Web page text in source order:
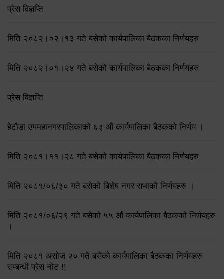
प्रेस विज्ञप्ति
मिति २०८२।०२।१३ गते बसेको कार्यपालिका बैठकका निर्णयहरु
मिति २०८२।०१।२४ गते बसेको कार्यपालिका बैठकका निर्णयहरु
प्रेस विज्ञप्ति
हेटौडा उपमहानगरपालिकाको ६३ औं कार्यपालिका बैठकको निर्णय ।
मिति २०८१।११।२८ गते बसेको कार्यपालिका बैठकका निर्णयहरु
मिति २०८१/०६/३० गते बसेको बिशेष नगर सभाको निर्णयहरु ।
मिति २०८१/०६/२९ गते बसेको ५५ औं कार्यपालिका बैठकको निर्णयहरु
।
मिति २०८१ असोज २० गते बसेको कार्यपालिका बैठकका निर्णयहरु
सम्बन्धी प्रेस नोट !!